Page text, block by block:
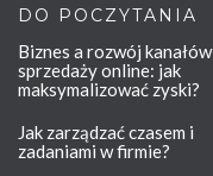
DO POCZYTANIA
Biznes a rozwój kanałów
sprzedaży online: jak
maksymalizować zyski?
Jak zarządzać czasem i
zadaniami w firmie?